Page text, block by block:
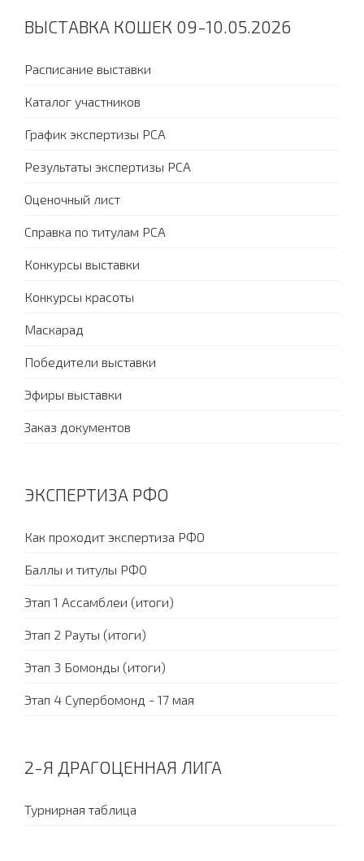
ВЫСТАВКА КОШЕК 09-10.05.2026
Расписание выставки
Каталог участников
График экспертизы PCA
Результаты экспертизы PCA
Оценочный лист
Справка по титулам PCA
Конкурсы выставки
Конкурсы красоты
Маскарад
Победители выставки
Эфиры выставки
Заказ документов
ЭКСПЕРТИЗА РФО
Как проходит экспертиза РФО
Баллы и титулы РФО
Этап 1 Ассамблеи (итоги)
Этап 2 Рауты (итоги)
Этап 3 Бомонды (итоги)
Этап 4 Супербомонд - 17 мая
2-Я ДРАГОЦЕННАЯ ЛИГА
Турнирная таблица